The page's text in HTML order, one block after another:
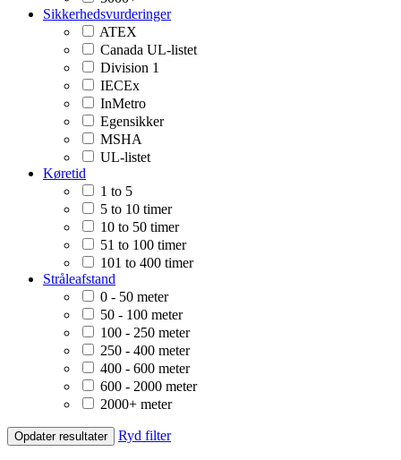
Sikkerhedsvurderinger
ATEX
Canada UL-listet
Division 1
IECEx
InMetro
Egensikker
MSHA
UL-listet
Køretid
1 to 5
5 to 10 timer
10 to 50 timer
51 to 100 timer
101 to 400 timer
Stråleafstand
0 - 50 meter
50 - 100 meter
100 - 250 meter
250 - 400 meter
400 - 600 meter
600 - 2000 meter
2000+ meter
Opdater resultater Ryd filter